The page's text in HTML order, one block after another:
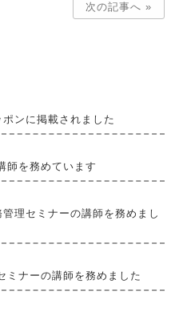
次の記事へ »
ポンに掲載されました
師を務めています
理セミナーの講師を務めまし
ナーの講師を務めました